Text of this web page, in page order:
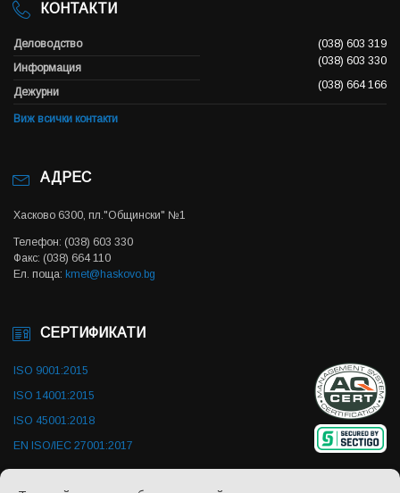
КОНТАКТИ
Деловодство
(038) 603 319
Информация
(038) 603 330
Дежурни
(038) 664 166
Виж всички контакти
АДРЕС
Хасково 6300, пл."Общински" №1
Телефон: (038) 603 330
Факс: (038) 664 110
Ел. поща: kmet@haskovo.bg
СЕРТИФИКАТИ
ISO 9001:2015
ISO 14001:2015
ISO 45001:2018
EN ISO/IEC 27001:2017